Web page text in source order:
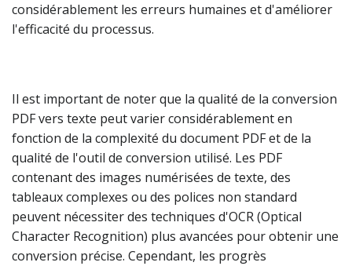
considérablement les erreurs humaines et d'améliorer
l'efficacité du processus.
Il est important de noter que la qualité de la conversion
PDF vers texte peut varier considérablement en
fonction de la complexité du document PDF et de la
qualité de l'outil de conversion utilisé. Les PDF
contenant des images numérisées de texte, des
tableaux complexes ou des polices non standard
peuvent nécessiter des techniques d'OCR (Optical
Character Recognition) plus avancées pour obtenir une
conversion précise. Cependant, les progrès